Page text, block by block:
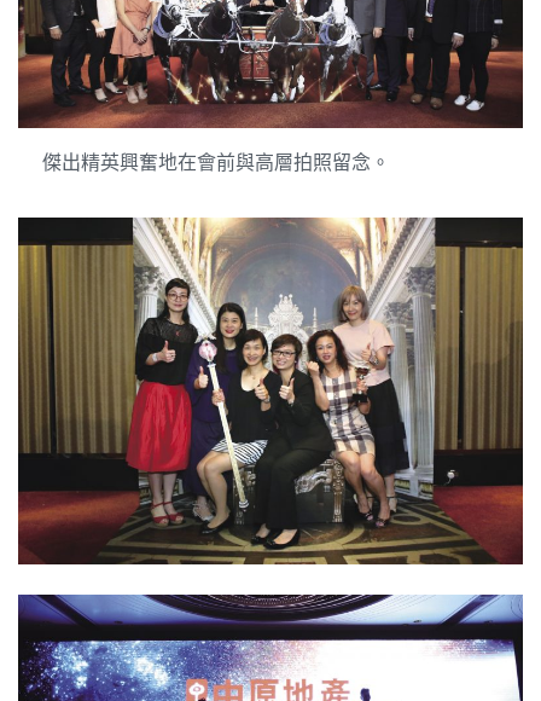
傑出精英興奮地在會前與高層拍照留念。